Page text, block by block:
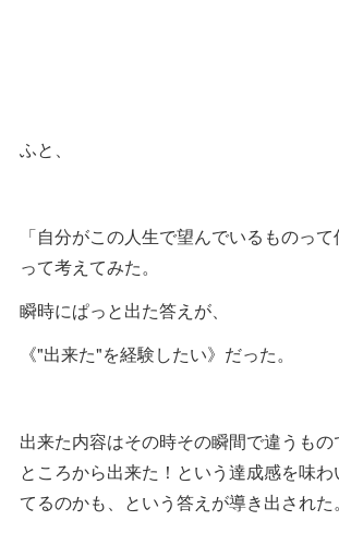
ふと、
「自分がこの人生で望んでいるものっ
って考えてみた。
瞬時にぱっと出た答えが、
《"出来た"を経験したい》だった。
出来た内容はその時その瞬間で違うも
ところから出来た！という達成感を味わ
てるのかも、という答えが導き出された。